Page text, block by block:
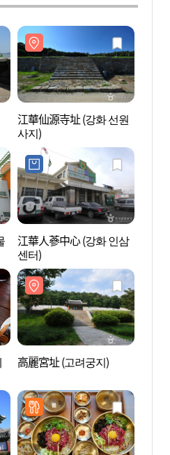
江華仙源寺址 (강화 선원
사지)
江華人蔘中心 (강화 인삼
센터)
高麗宮址 (고려궁지)